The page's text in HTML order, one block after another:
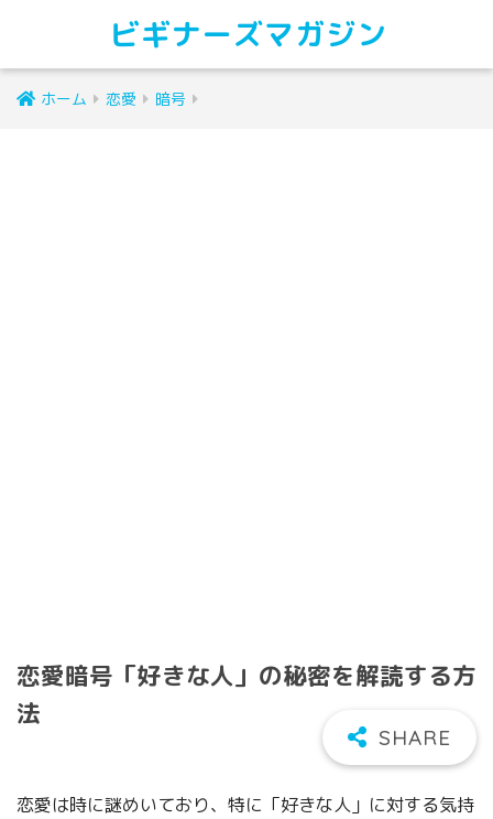
ビギナーズマガジン
ホーム 恋愛 暗号
恋愛暗号「好きな人」の秘密を解読する方
法
恋愛は時に謎めいており、特に「好きな人」に対する気持